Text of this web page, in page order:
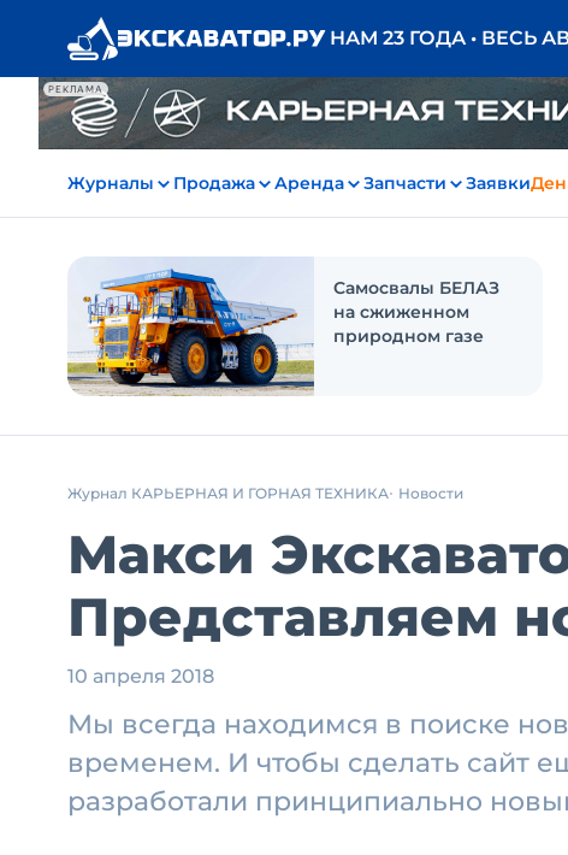
РЕКЛАМА
НАМ 23 ГОДА • ВЕСЬ
Журналы Продажа Аренда Запчасти Заявки
Самосвалы БЕЛАЗ
на сжиженном
природном газе
Журнал КАРЬЕРНАЯ И ГОРНАЯ ТЕХНИКА Новости
Макси
Представляем
10 апреля 2018
Мы всегда находимся в поиске
временем. И чтобы сделать сайт
разработали принципиально